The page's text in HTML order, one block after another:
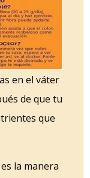
en el váter
de que tu
que
la manera